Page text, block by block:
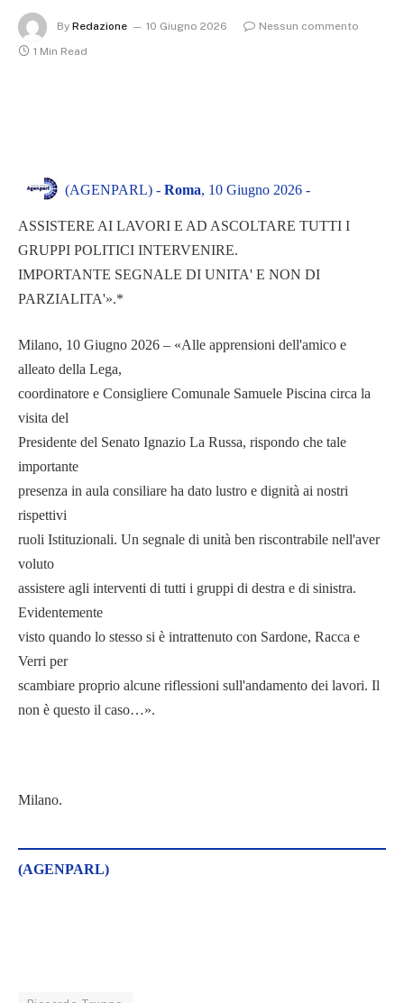
By Redazione 10 Giugno 2026
Nessun commento
1 Min Read
(AGENPARL) - Roma, 10 Giugno 2026 -
ASSISTERE AI LAVORI E AD ASCOLTARE TUTTI I
GRUPPI POLITICI INTERVENIRE.
IMPORTANTE SEGNALE DI UNITA' E NON DI
PARZIALITA'».*
Milano, 10 Giugno 2026 – «Alle apprensioni dell'amico e
alleato della Lega,
coordinatore e Consigliere Comunale Samuele Piscina circa la
visita del
Presidente del Senato Ignazio La Russa, rispondo che tale
importante
presenza in aula consiliare ha dato lustro e dignità ai nostri
rispettivi
ruoli Istituzionali. Un segnale di unità ben riscontrabile nell'aver
voluto
assistere agli interventi di tutti i gruppi di destra e di sinistra.
Evidentemente
visto quando lo stesso si è intrattenuto con Sardone, Racca e
Verri per
scambiare proprio alcune riflessioni sull'andamento dei lavori. Il
non è questo il caso…».
Milano.
(AGENPARL)